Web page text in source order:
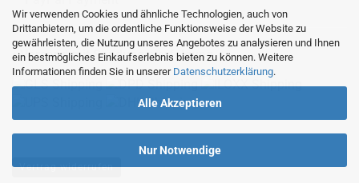
Wir verwenden Cookies und ähnliche Technologien, auch von
Drittanbietern, um die ordentliche Funktionsweise der Website zu
gewährleisten, die Nutzung unseres Angebotes zu analysieren und Ihnen
ein bestmögliches Einkaufserlebnis bieten zu können. Weitere
Informationen finden Sie in unserer Datenschutzerklärung.
Alle Akzeptieren
Nur Notwendige
• Versand mit Sendungsverfolgung
Vertrag widerrufen